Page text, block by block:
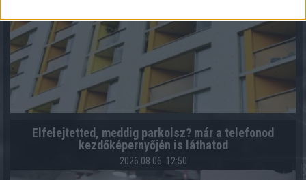
Elfelejtetted, meddig parkolsz? már a telefonod
kezdőképernyőjén is láthatod
2026.08.06. 12:50